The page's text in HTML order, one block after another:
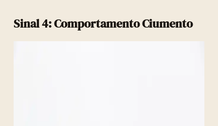
Sinal 4: Comportamento Ciumento